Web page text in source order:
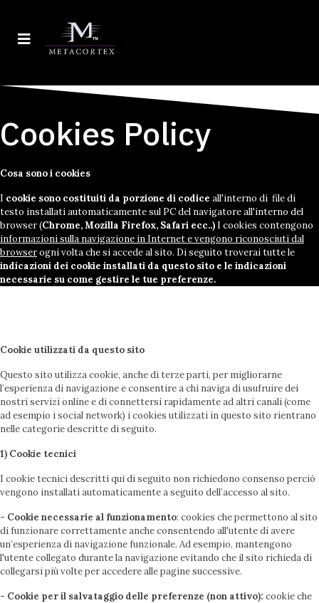
Cookies Policy
Cosa sono i cookies
I cookie sono costituiti da porzione di codice all'interno di file di
testo installati automaticamente sul PC del navigatore all'interno del
browser (Chrome, Mozilla Firefox, Safari ecc..) I cookies contengono
informazioni sulla navigazione in Internet e vengono riconosciuti dal
browserogni volta che si accede al sito. Di seguito troverai tutte le
indicazioni dei cookie installati da questo sito e le indicazioni
necessarie su come gestire le tue preferenze.
Cookie utilizzati da questo sito
Questo sito utilizza cookie, anche di terze parti, per migliorarne
l’esperienza di navigazione e consentire a chi naviga di usufruire dei
nostri servizi online e di connettersi rapidamente ad altri canali (come
ad esempio i social network) i cookies utilizzati in questo sito rientrano
nelle categorie descritte di seguito.
1) Cookie tecnici
I cookie tecnici descritti qui di seguito non richiedono consenso perciò
vengono installati automaticamente a seguito dell’accesso al sito.
- Cookie necessarie al funzionamento: cookies che permettono al sito
di funzionare correttamente anche consentendo all'utente di avere
un’esperienza di navigazione funzionale. Ad esempio, mantengono
l'utente collegato durante la navigazione evitando che il sito richieda di
collegarsi più volte per accedere alle pagine successive.
- Cookie per il salvataggio delle preferenze (non attivo): cookie che